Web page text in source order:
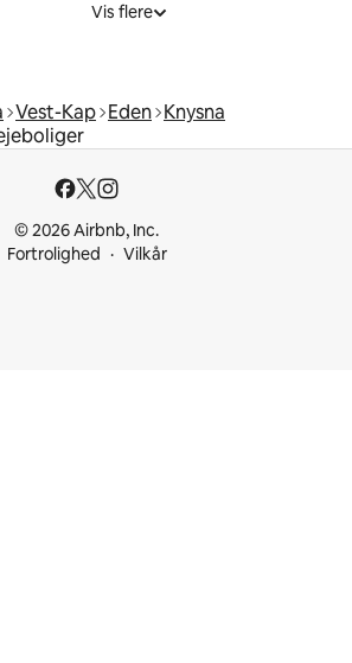
Vis flere
Vest-Kap Eden Knysna
© 2026 Airbnb, Inc.
Fortrolighed
Vilkår